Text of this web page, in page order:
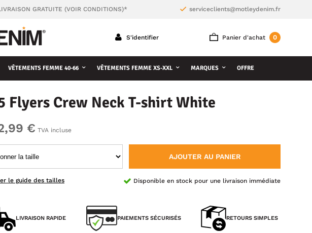
GRATUITE (VOIR CONDITIONS)* serviceclients@motleydenim.fr
Panier d'achat 0
S'identifier
VÊTEMENTS FEMME 40-66 VÊTEMENTS FEMME XS-XXL MARQUES OFFRE
Flyers Crew Neck T-shirt White
€ TVA incluse
AJOUTER AU PANIER
Disponible en stock pour une livraison immédiate
le guide des tailles
LIVRAISON RAPIDE PAIEMENTS SÉCURISÉS RETOURS SIMPLES